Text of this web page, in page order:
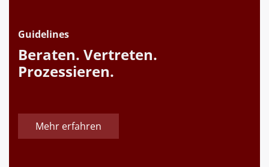
Guidelines
Beraten. Vertreten.
Prozessieren.
Mehr erfahren